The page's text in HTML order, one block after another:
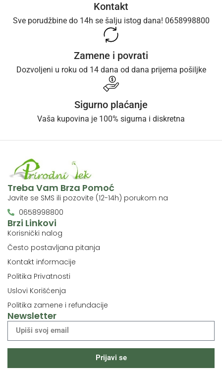
Kontakt
Sve porudžbine do 14h se šalju istog dana! 0658998800
Zamene i povrati
Dozvoljeni u roku od 14 dana od dana prijema pošiljke
Sigurno plaćanje
Vaša kupovina je 100% sigurna i diskretna
Brzi Linkovi
Korisnički nalog
Često postavljana pitanja
Kontakt informacije
Politika Privatnosti
Uslovi Korišćenja
Politika zamene i refundacije
Treba Vam Brza Pomoć
Javite se SMS ili pozovite (12-14h) porukom na
0658998800
Newsletter
Prijavi se